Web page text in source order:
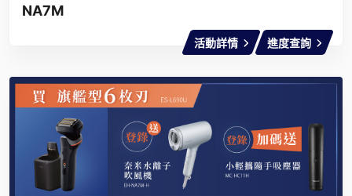
NA7M
活動詳情 進度查詢